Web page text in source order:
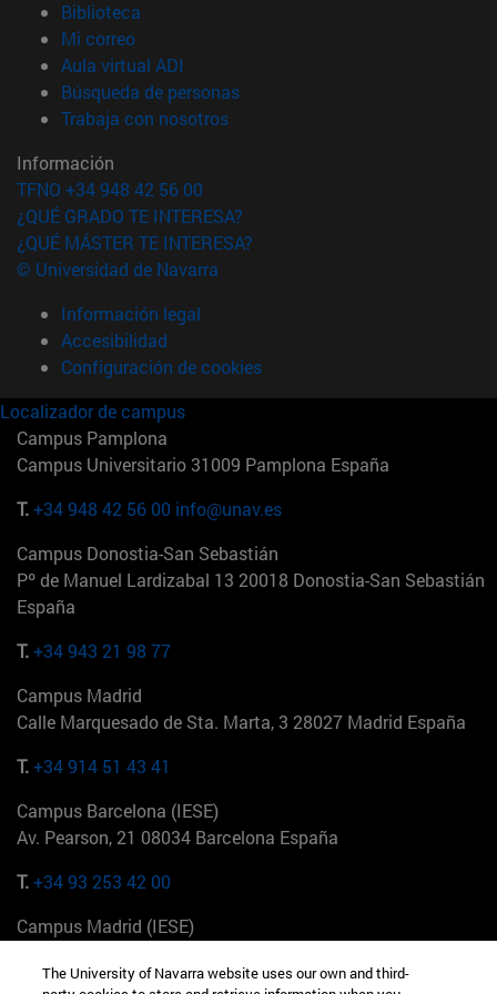
Biblioteca
Mi correo(abre en nueva ventana)
Aula virtual ADI
Búsqueda de personas(abre en nueva ventana)
Trabaja con nosotros(abre en nueva ventana)
Información
TFNO +34 948 42 56 00
¿QUÉ GRADO TE INTERESA?
¿QUÉ MÁSTER TE INTERESA?
© Universidad de Navarra
Información legal
Accesibilidad
Configuración de cookies
Localizador de campus
Campus Pamplona
Campus Universitario 31009 Pamplona España
T.+34 948 42 56 00 info@unav.es
Campus Donostia-San Sebastián
Pº de Manuel Lardizabal 13 20018 Donostia-San Sebastián
España
T.+34 943 21 98 77
Campus Madrid
Calle Marquesado de Sta. Marta, 3 28027 Madrid España
T.+34 914 51 43 41
Campus Barcelona (IESE)
Av. Pearson, 21 08034 Barcelona España
T.+34 93 253 42 00
Campus Madrid (IESE)
The University of Navarra website uses our own and third-